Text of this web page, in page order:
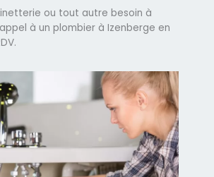
ou tout autre besoin à
à un plombier à Izenberge en